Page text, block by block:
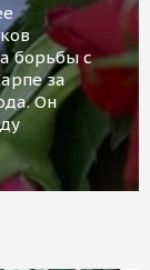
борьбы с
за
Он